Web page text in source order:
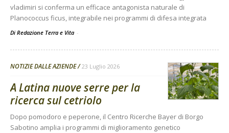
vladimiri si conferma un efficace antagonista naturale di
Planococcus ficus, integrabile nei programmi di difesa integrata
Di Redazione Terra e Vita -
NOTIZIE DALLE AZIENDE 23 Luglio 2026
A Latina nuove serre per la
ricerca sul cetriolo
Dopo pomodoro e peperone, il Centro Ricerche Bayer di Borgo
Sabotino amplia i programmi di miglioramento genetico